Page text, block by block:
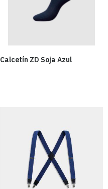
Calcetín ZD Soja Azul